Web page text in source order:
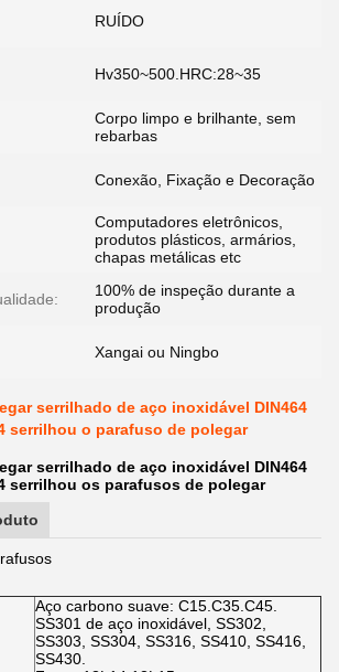
RUÍDO
Hv350~500.HRC:28~35
Corpo limpo e brilhante, sem
rebarbas
Conexão, Fixação e Decoração
Computadores eletrônicos,
produtos plásticos, armários,
chapas metálicas etc
100% de inspeção durante a
produção
Xangai ou Ningbo
serrilhado de aço inoxidável DIN464
serrilhou o parafuso de polegar
serrilhado de aço inoxidável DIN464
serrilhou os parafusos de polegar
Aço carbono suave: C15.C35.C45.
SS301 de aço inoxidável, SS302,
SS303, SS304, SS316, SS410, SS416,
SS430.